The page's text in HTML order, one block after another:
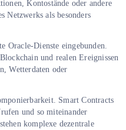
Kontostände oder andere
Netzwerks als besonders
Oracle-Dienste eingebunden.
und realen Ereignissen
Wetterdaten oder
Smart Contracts
und so miteinander
komplexe dezentrale